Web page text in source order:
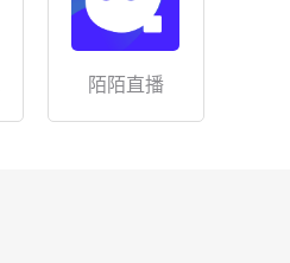
陌陌直播